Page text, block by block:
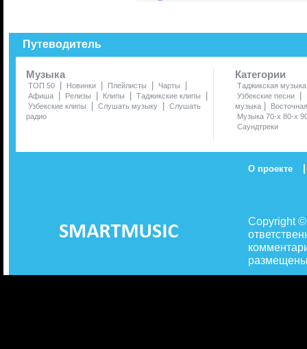
Путеводитель
Музыка
ТОП 50 Новинки Плейлисты Чарты
Афиша Релизы Клипы Таджикские клипы
Узбекские клипы Слушать музыку
Слушать
радио
Категории
Таджикская музыка
Узбекские песни
музыка
Музыка 70-х 80-х
Саундтреки
О проекте |
Copyright
размещены